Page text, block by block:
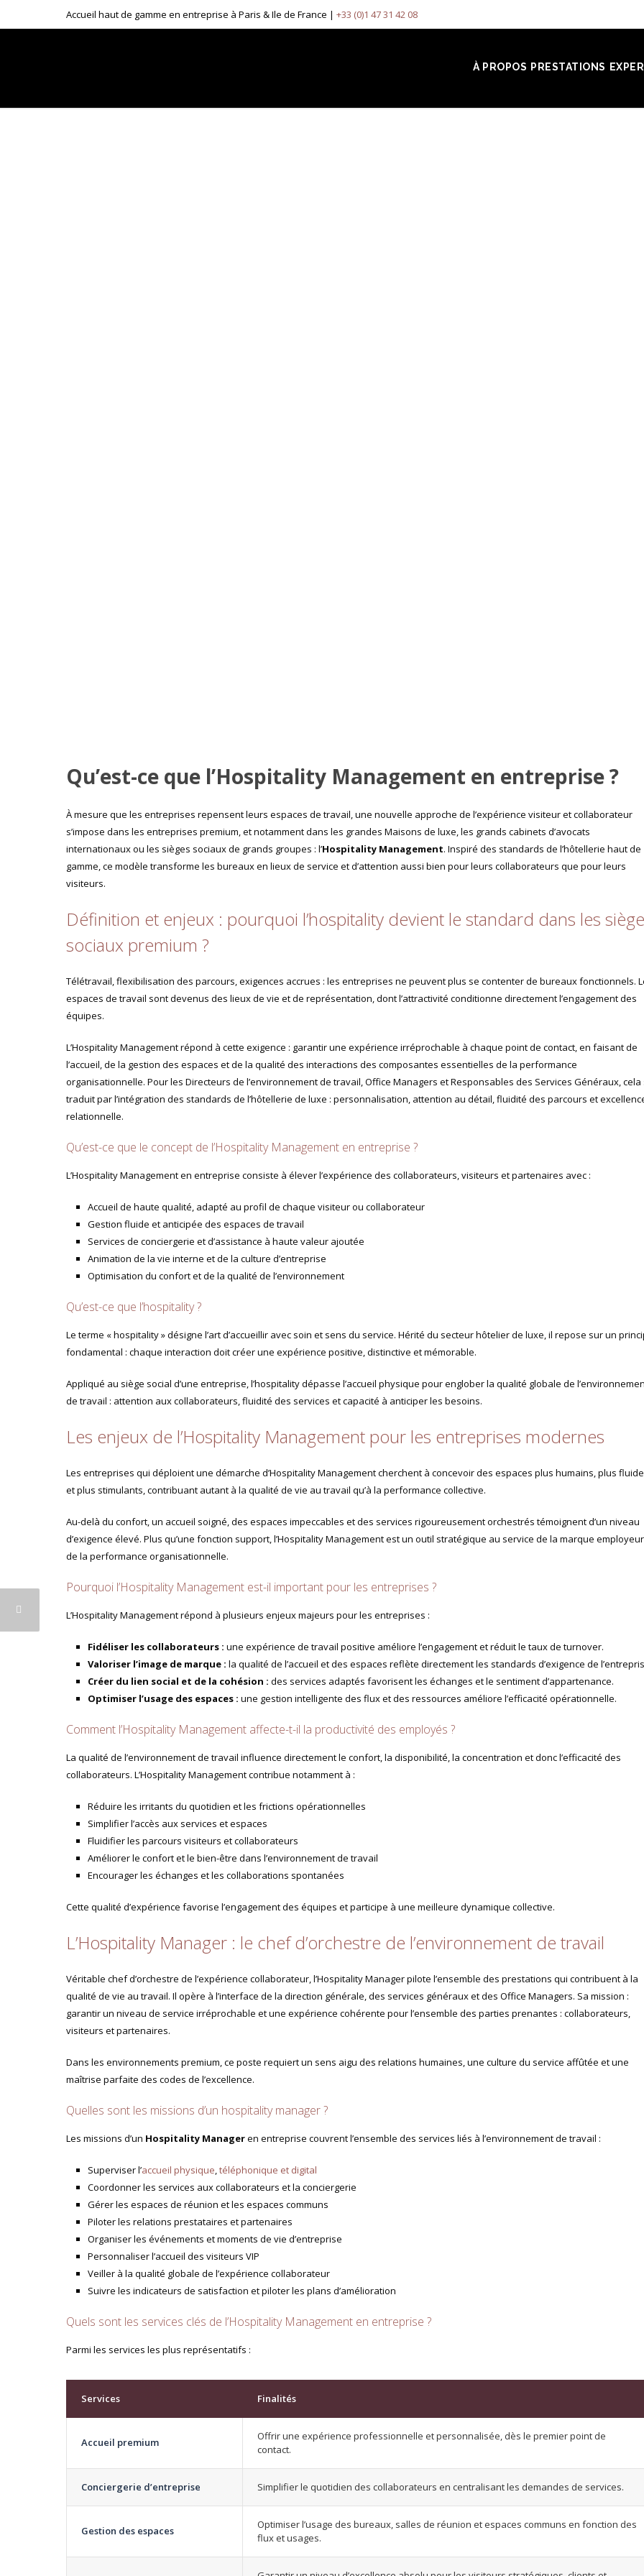
Accueil haut de gamme en entreprise à Paris & Ile de France | +33 (0)1 47 31 42 08
À PROPOS PRESTATIONS
Qu’est-ce que l’Hospitality Management en entreprise ?
À mesure que les entreprises repensent leurs espaces de travail, une nouvelle approche de l’expérience visiteur et collaborateur
s’impose dans les entreprises premium, et notamment dans les grandes Maisons de luxe, les grands cabinets d’avocats
internationaux ou les sièges sociaux de grands groupes : l’Hospitality Management. Inspiré des standards de l’hôtellerie haut de
gamme, ce modèle transforme les bureaux en lieux de service et d’attention aussi bien pour leurs collaborateurs que pour leurs
visiteurs.
Définition et enjeux : pourquoi l’hospitality devient le standard dans les
sociaux premium ?
Télétravail, flexibilisation des parcours, exigences accrues : les entreprises ne peuvent plus se contenter de bureaux fonctionnels.
espaces de travail sont devenus des lieux de vie et de représentation, dont l’attractivité conditionne directement l’engagement des
équipes.
L’Hospitality Management répond à cette exigence : garantir une expérience irréprochable à chaque point de contact, en faisant de
l’accueil, de la gestion des espaces et de la qualité des interactions des composantes essentielles de la performance
organisationnelle. Pour les Directeurs de l’environnement de travail, Office Managers et Responsables des Services Généraux, cela
traduit par l’intégration des standards de l’hôtellerie de luxe : personnalisation, attention au détail, fluidité des parcours et
relationnelle.
Qu’est-ce que le concept de l’Hospitality Management en entreprise ?
L’Hospitality Management en entreprise consiste à élever l’expérience des collaborateurs, visiteurs et partenaires avec :
Accueil de haute qualité, adapté au profil de chaque visiteur ou collaborateur
Gestion fluide et anticipée des espaces de travail
Services de conciergerie et d’assistance à haute valeur ajoutée
Animation de la vie interne et de la culture d’entreprise
Optimisation du confort et de la qualité de l’environnement
Qu’est-ce que l’hospitality ?
Le terme « hospitality » désigne l’art d’accueillir avec soin et sens du service. Hérité du secteur hôtelier de luxe, il repose sur un
fondamental : chaque interaction doit créer une expérience positive, distinctive et mémorable.
Appliqué au siège social d’une entreprise, l’hospitality dépasse l’accueil physique pour englober la qualité globale de
de travail : attention aux collaborateurs, fluidité des services et capacité à anticiper les besoins.
Les enjeux de l’Hospitality Management pour les entreprises modernes
Les entreprises qui déploient une démarche d’Hospitality Management cherchent à concevoir des espaces plus humains, plus
et plus stimulants, contribuant autant à la qualité de vie au travail qu’à la performance collective.
Au-delà du confort, un accueil soigné, des espaces impeccables et des services rigoureusement orchestrés témoignent d’un niveau
d’exigence élevé. Plus qu’une fonction support, l’Hospitality Management est un outil stratégique au service de la marque
de la performance organisationnelle.
Pourquoi l’Hospitality Management est-il important pour les entreprises ?
L’Hospitality Management répond à plusieurs enjeux majeurs pour les entreprises :
Fidéliser les collaborateurs : une expérience de travail positive améliore l’engagement et réduit le taux de turnover.
Valoriser l’image de marque : la qualité de l’accueil et des espaces reflète directement les standards d’exigence de
Créer du lien social et de la cohésion : des services adaptés favorisent les échanges et le sentiment d’appartenance.
Optimiser l’usage des espaces : une gestion intelligente des flux et des ressources améliore l’efficacité opérationnelle.
Comment l’Hospitality Management affecte-t-il la productivité des employés ?
La qualité de l’environnement de travail influence directement le confort, la disponibilité, la concentration et donc l’efficacité des
collaborateurs. L’Hospitality Management contribue notamment à :
Réduire les irritants du quotidien et les frictions opérationnelles
Simplifier l’accès aux services et espaces
Fluidifier les parcours visiteurs et collaborateurs
Améliorer le confort et le bien-être dans l’environnement de travail
Encourager les échanges et les collaborations spontanées
Cette qualité d’expérience favorise l’engagement des équipes et participe à une meilleure dynamique collective.
L’Hospitality Manager : le chef d’orchestre de l’environnement de travail
Véritable chef d’orchestre de l’expérience collaborateur, l’Hospitality Manager pilote l’ensemble des prestations qui contribuent à la
qualité de vie au travail. Il opère à l’interface de la direction générale, des services généraux et des Office Managers. Sa mission :
garantir un niveau de service irréprochable et une expérience cohérente pour l’ensemble des parties prenantes : collaborateurs,
visiteurs et partenaires.
Dans les environnements premium, ce poste requiert un sens aigu des relations humaines, une culture du service affûtée et une
maîtrise parfaite des codes de l’excellence.
Quelles sont les missions d’un hospitality manager ?
Les missions d’un Hospitality Manageren entreprise couvrent l’ensemble des services liés à l’environnement de travail :
Superviser l’accueil physique,téléphonique et digital
Coordonner les services aux collaborateurs et la conciergerie
Gérer les espaces de réunion et les espaces communs
Piloter les relations prestataires et partenaires
Organiser les événements et moments de vie d’entreprise
Personnaliser l’accueil des visiteurs VIP
Veiller à la qualité globale de l’expérience collaborateur
Suivre les indicateurs de satisfaction et piloter les plans d’amélioration
Quels sont les services clés de l’Hospitality Management en entreprise ?
Parmi les services les plus représentatifs :
Services Finalités
Accueil premium
Offrir une expérience professionnelle et personnalisée, dès le premier point de
contact.
Conciergerie d’entreprise Simplifier le quotidien des collaborateurs en centralisant les demandes de services.
Gestion des espaces
Optimiser l’usage des bureaux, salles de réunion et espaces communs en fonction des
flux et usages.